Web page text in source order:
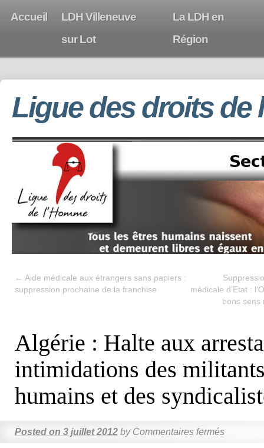
Accueil
LDH Villeneuve
sur Lot
La LDH en
Région
Ligue des droits de
← Aide médicale aux étrangers sans papiers :
suppression prochaine de la franchise
médicale d’Etat :
bons sens
Algérie : Halte aux
intimidations des
humains et des
Posted on 3 juillet 2012 by Commentaires fermés